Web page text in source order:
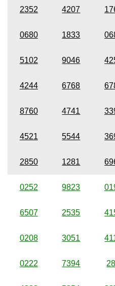
2352 4207
0680 1833
5102 9046
4244 6768
8760 4741
4521 5544
2850 1281
0252 9823
6507 2535
0208 3051
0222 7394